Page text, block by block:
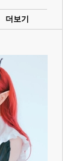
더보기